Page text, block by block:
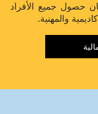
حصول جميع الأفراد
والمهنية.